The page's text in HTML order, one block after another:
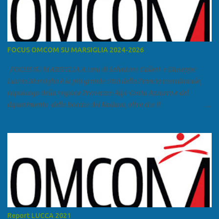
FOCUS OMCOM SU MARSIGLIA 2024-2026
FOCUS SU MARSIGLIA A cura di Salvatore Calleri e Giuseppe
Lumia Marsiglia è la più grande città della Francia meridionale,
capoluogo della regione Provenza-Alpi-Costa Azzurra e del
dipartimento delle Bocche del Rodano, oltre che il
come area metropolitana. Studiare quanto succede a Marsiglia è
molto importante per la geopolitica narcomafiosa perché
Marsiglia ha il porto in asse con la Corsica, Genova, Livorno e
Napoli e le banlieu gemellate con le periferie milanesi. Secondo il
rapporto della DCSA è uno dei principali scali del narcotraffico dal
sudamerica, in particolare Ecuador e Cile. Marsiglia è una città
multietnica, con un 40 per cento di islamici e nonostante questo e
Report LUCCA 2021